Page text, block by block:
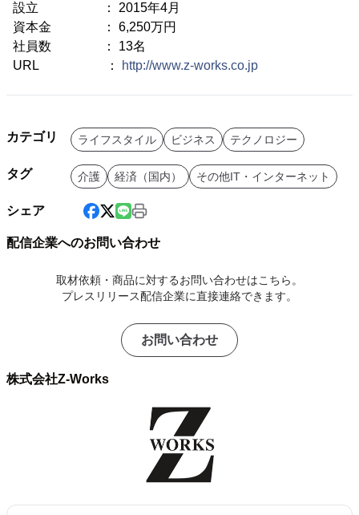
設立 ： 2015年4月
資本金 ： 6,250万円
社員数 ： 13名
URL ：
http://www.z-works.co.jp
カテゴリ ライフスタイル ビジネス テクノロジー
タグ 介護 経済（国内） その他IT・インターネット
シェア
配信企業へのお問い合わせ
取材依頼・商品に対するお問い合わせはこちら。
プレスリリース配信企業に直接連絡できます。
お問い合わせ
株式会社Z-Works